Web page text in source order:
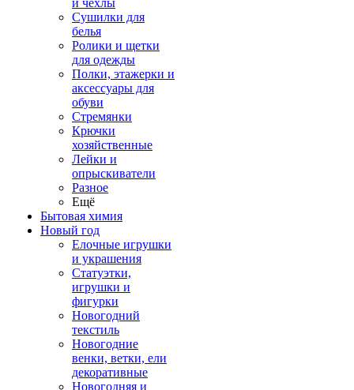
и чехлы
Сушилки для
белья
Ролики и щетки
для одежды
Полки, этажерки и
аксессуары для
обуви
Стремянки
Крючки
хозяйственные
Лейки и
опрыскиватели
Разное
Ещё
Бытовая химия
Новый год
Елочные игрушки
и украшения
Статуэтки,
игрушки и
фигурки
Новогодний
текстиль
Новогодние
венки, ветки, ели
декоративные
Новогодняя и